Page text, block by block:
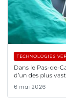
TECHNOLOGIES
Dans le Pas-de-
d’un des plus
6 mai 2026